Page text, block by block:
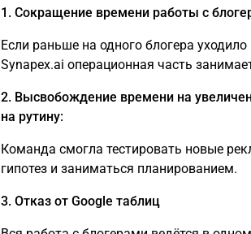
1. Сокращение времени работы с
Если раньше на одного блогера
Synapex.ai операционная часть
2. Высвобождение времени на
на рутину:
Команда смогла тестировать новые
гипотез и заниматься планированием.
3. Отказ от Google таблиц